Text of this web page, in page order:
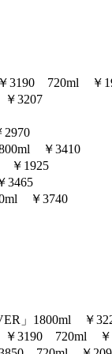
3190 720ml ￥
3207
￥3410
￥1925
3465
￥3740
」1800ml ￥
3190 720ml ￥